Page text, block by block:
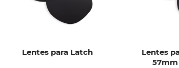
Lentes para Latch
Lentes
57mm